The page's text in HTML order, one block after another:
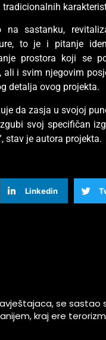
na sastanku,
to je i pitanje
prostora koji se
ali i svim njegovim
detalja ovog projekta.
da zasja u svojoj
svoj specifičan
stav je autora projekta.
Linkedin
se sastao
kraj ere